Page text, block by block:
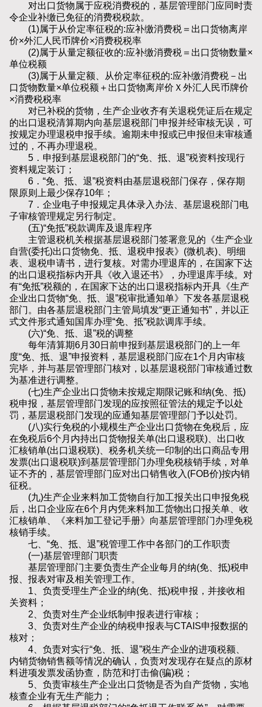
对出口货物属于应税消费税的，基层管理部门应同时责
令企业补缴已免征的消费税税款。
(1)属于从价定率征税的:应补缴消费税＝出口货物离岸
价×外汇人民币牌价×消费税税率
(2)属于从量定额征收的:应补缴消费税＝出口货物数量×
单位税额
(3)属于从量定额、从价定率征税的:应补缴消费税－出
口货物数量×单位税额＋出口货物离岸价Ｘ外汇人民币牌价
×消费税税率
对已补税的货物，生产企业收齐有关退税凭证后在规定
的出口退税清算期内向基层退税部门申报并经审核无误，可
按规定办理退税申报手续。逾期未申报或已申报但未审核通
过的，不再办理退税。
5．申报到基层退税部门的“免、抵、退”税资料按现行
资料规定装订；
6．“免、抵、退”税资料由基层退税部门保存，保存期
限原则上最少保存10年；
7．企业电子申报规定具体录入办法、基层退税部门电
子审核管理规定另行制定。
(五)“免抵”税款调库及退库程序
主管退税机关根据基层退税部门签署意见的《生产企业
自营(委托)出口货物免、抵、退税申报表》(微机表)、明细
表、退税申请书，进行复核。对需办理退库的，在国家下达
的出口退税指标内开具《收入退还书》，办理退库手续。对
有“免抵”税额的，在国家下达的出口退税指标内开具《生产
企业出口货物“免、抵、退”税审批通知单》下发各基层退税
部门。由各基层退税部门主管局填发“更正通知书”，并以正
式文件形式通知国库办理“免、抵”税款调库手续。
(六)“免、抵、退”税的调整
每年清算期6月30日前申报到基层退税部门的上一年
度“免、抵、退”申报资料，基层退税部门应在1个月内审核
完毕，并与基层管理部门核对，以基层退税部门审核通过数
为基准进行调整。
(七)生产企业出口货物未按规定期限记账和纳(免、抵)
税申报，基层管理部门发现的应按照征管法的规定予以处
罚，基层退税部门发现的应通知基层管理部门予以处罚。
(八)实行免税的小规模生产企业出口货物在免税后，应
在免税后6个月内持出口货物报关单(出口退税联)、出口收
汇核销单(出口退税联)、税务机关统一印制的出口商品专用
发票(出口退税联)到基层管理部门办理免税核销手续，对单
证不齐的，基层管理部门应对出口销售收入(FOB价)按内销
征税。
(九)生产企业来料加工货物自行加工报关出口申报免税
后，出口企业应在6个月内凭来料加工货物出口报关单、收
汇核销单、《来料加工登记手册》向基层管理部门办理免税
核销手续。
七、“免、抵、退”税管理工作中各部门的工作职责
(一)基层管理部门职责
基层管理部门主要负责生产企业每月的纳(免、抵)税申
报、报表对审及相关管理工作。
1、负责受理生产企业的纳(免、抵)税申报，并接收相
关资料；
2、负责对生产企业纸制申报表进行审核；
3、负责对生产企业的纳税申报表与CTAIS申报数据的
核对；
4、负责对实行“免、抵、退”税生产企业的进项税额、
内销货物销售额等情况的确认，负责对发现存在疑点的原材
料进项发票发函协查，防范和打击偷(骗)税；
5、负责审核生产企业出口货物是否为自产货物，实地
核查企业有无生产能力；